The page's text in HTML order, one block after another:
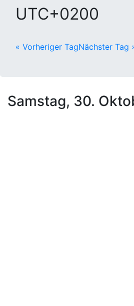
UTC+0200
« Vorheriger TagNächster Tag
Samstag, 30.